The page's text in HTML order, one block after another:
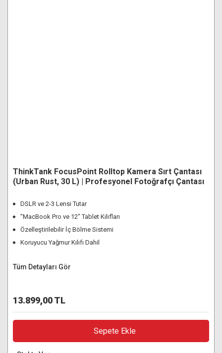
ThinkTank FocusPoint Rolltop Kamera Sırt Çantası
(Urban Rust, 30 L) | Profesyonel Fotoğrafçı Çantası
DSLR ve 2-3 Lensi Tutar
"MacBook Pro ve 12" Tablet Kılıfları
Özelleştirilebilir İç Bölme Sistemi
Koruyucu Yağmur Kılıfı Dahil
Tüm Detayları Gör
13.899,00 TL
Sepete Ekle